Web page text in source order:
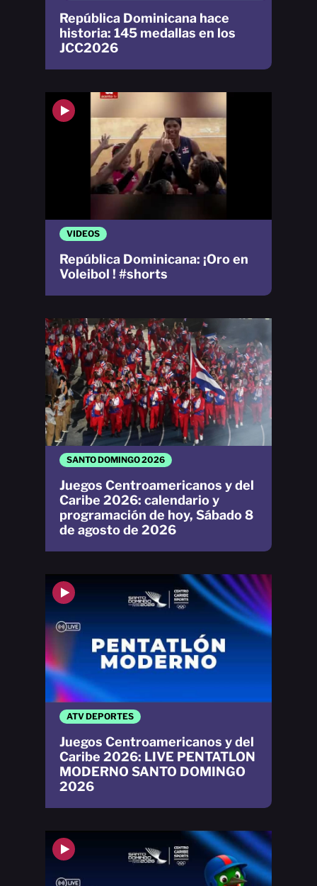
República Dominicana hace
historia: 145 medallas en los
JCC2026
ATV DEPORTES
Juegos Centroamericanos y del
Caribe 2026: LIVE PENTATLON
MODERNO SANTO DOMINGO
2026
SANTO DOMINGO 2026
Juegos Centroamericanos y del
Caribe 2026: calendario y
programación de hoy, Sábado 8
de agosto de 2026
VIDEOS
República Dominicana: ¡Oro en
Voleibol ! #shorts